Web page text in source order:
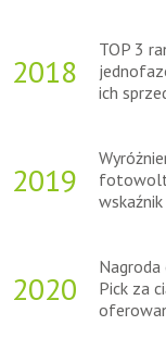
2018
TOP 3
ich
2019
2020
Nagroda
Pick za